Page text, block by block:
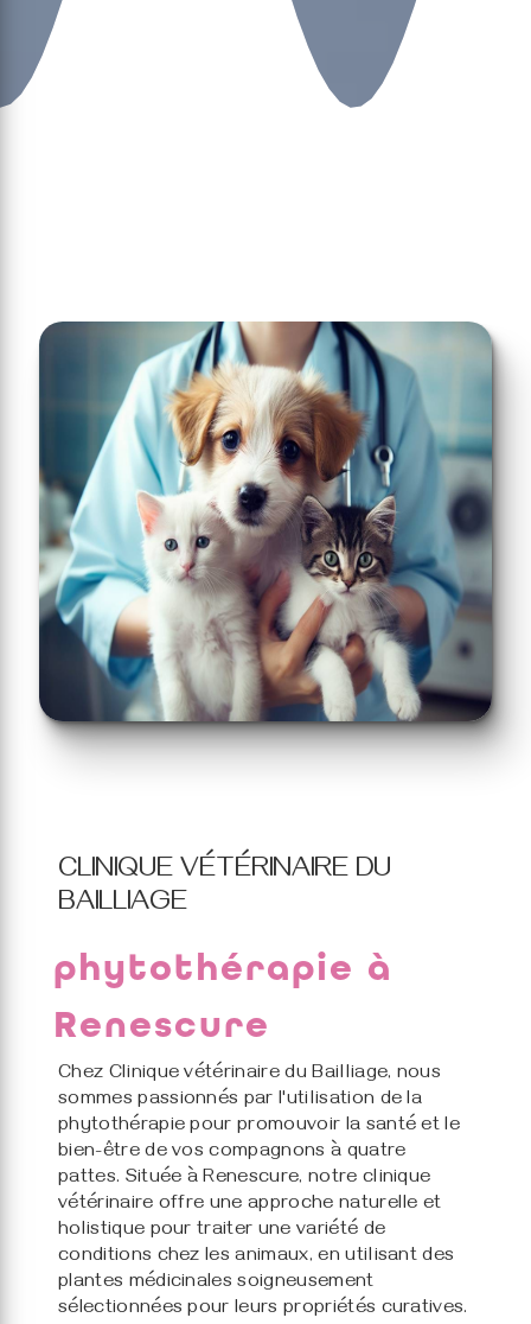
CLINIQUE VÉTÉRINAIRE DU
BAILLIAGE
phytothérapie à
Renescure
Chez Clinique vétérinaire du Bailliage, nous
sommes passionnés par l'utilisation de la
phytothérapie pour promouvoir la santé et le
bien-être de vos compagnons à quatre
pattes. Située à Renescure, notre clinique
vétérinaire offre une approche naturelle et
holistique pour traiter une variété de
conditions chez les animaux, en utilisant des
plantes médicinales soigneusement
sélectionnées pour leurs propriétés curatives.